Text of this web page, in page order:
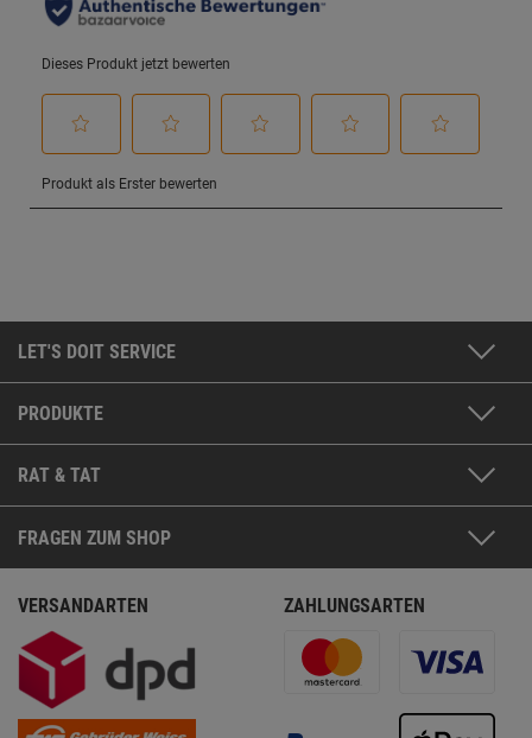
LET'S DOIT SERVICE
PRODUKTE
RAT & TAT
FRAGEN ZUM SHOP
VERSANDARTEN ZAHLUNGSARTEN